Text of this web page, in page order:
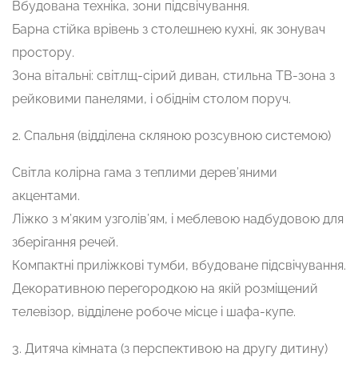
Вбудована техніка, зони підсвічування.
Барна стійка врівень з столешнею кухні, як зонувач
простору.
Зона вітальні: світлщ-сірий диван, стильна ТВ-зона з
рейковими панелями, і обіднім столом поруч.
2. Спальня (відділена скляною розсувною системою)
Світла колірна гама з теплими дерев’яними
акцентами.
Ліжко з м’яким узголів’ям, і меблевою надбудовою для
зберігання речей.
Компактні приліжкові тумби, вбудоване підсвічування.
Декоративною перегородкою на якій розміщений
телевізор, відділене робоче місце і шафа-купе.
3. Дитяча кімната (з перспективою на другу дитину)